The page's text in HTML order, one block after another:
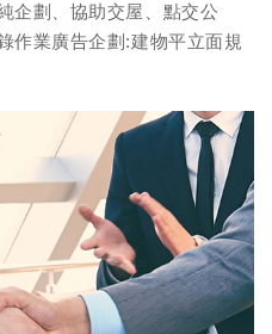
企劃、協助交屋、點交公
作業廣告企劃:建物平立面規